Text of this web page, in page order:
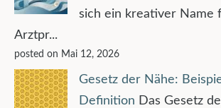
sich ein kreativer Name
Arztpr...
posted on Mai 12, 2026
Gesetz der Nähe:
Definition Das Gesetz